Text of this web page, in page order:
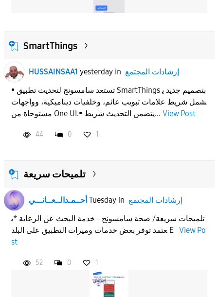
SmartThings
HUSSAINSAA1 yesterdayin إرشادات المجتمع
• تستعد سامسونج لتحديث تطبيق SmartThings بتصميم جديد ي
شمل شريط علامات تبويب عائم، وخلفيات ديناميكية، وواجهات
مستوحاة من One UI.• يتضمن التحديث شريط... View Post
44 0 1
تلميحات سريعة
أحــمـدالــعــانـــي Tuesdayin إرشادات المجتمع
تلميحات سريعة/ صحة سامسونج - خدمة البحث عن الرعاية *ي
عتمد توفر بعض خدمات وميزات التطبيق على البلد E View Po
st
52 0 1